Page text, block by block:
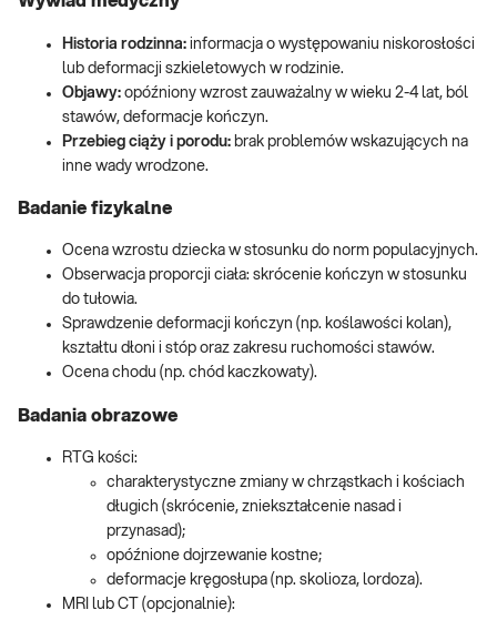
Historia rodzinna: informacja o występowaniu niskorosłości
lub deformacji szkieletowych w rodzinie.
Objawy: opóźniony wzrost zauważalny w wieku 2-4 lat, ból
stawów, deformacje kończyn.
Przebieg ciąży i porodu: brak problemów wskazujących na
inne wady wrodzone.
Badanie fizykalne
Ocena wzrostu dziecka w stosunku do norm populacyjnych.
Obserwacja proporcji ciała: skrócenie kończyn w stosunku
do tułowia.
Sprawdzenie deformacji kończyn (np. koślawości kolan),
kształtu dłoni i stóp oraz zakresu ruchomości stawów.
Ocena chodu (np. chód kaczkowaty).
Badania obrazowe
RTG kości:
charakterystyczne zmiany w chrząstkach i kościach
długich (skrócenie, zniekształcenie nasad i
przynasad);
opóźnione dojrzewanie kostne;
deformacje kręgosłupa (np. skolioza, lordoza).
MRI lub CT (opcjonalnie):